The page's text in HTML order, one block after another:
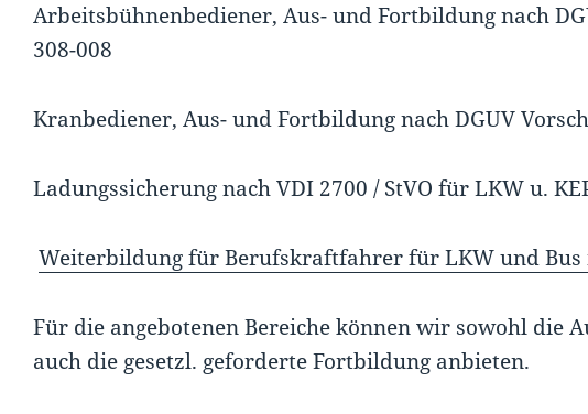
Arbeitsbühnenbediener, Aus- und Fortbildung nach
308-008
Kranbediener, Aus- und Fortbildung nach DGUV
Ladungssicherung nach VDI 2700 / StVO für LKW u.
Weiterbildung für Berufskraftfahrer für LKW und Bus
Für die angebotenen Bereiche können wir sowohl die
auch die gesetzl. geforderte Fortbildung anbieten.